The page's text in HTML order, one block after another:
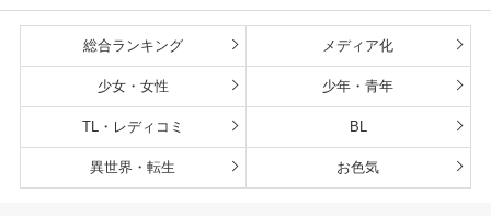
ル
総合ランキング メディア化
少女・女性 少年・青年
TL・レディコミ BL
異世界・転生 お色気